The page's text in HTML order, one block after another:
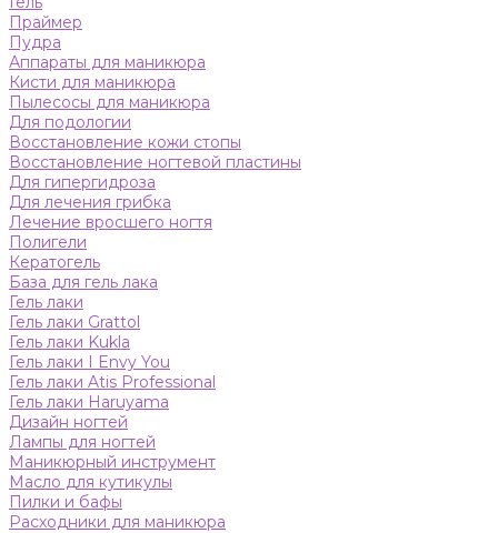
Праймер
Пудра
Аппараты для маникюра
Кисти для маникюра
Пылесосы для маникюра
Для подологии
Восстановление кожи стопы
Восстановление ногтевой пластины
Для гипергидроза
Для лечения грибка
Лечение вросшего ногтя
Полигели
Кератогель
База для гель лака
Гель лаки
Гель лаки Grattol
Гель лаки Kukla
Гель лаки I Envy You
Гель лаки Atis Professional
Гель лаки Haruyama
Дизайн ногтей
Лампы для ногтей
Маникюрный инструмент
Масло для кутикулы
Пилки и бафы
Расходники для маникюра